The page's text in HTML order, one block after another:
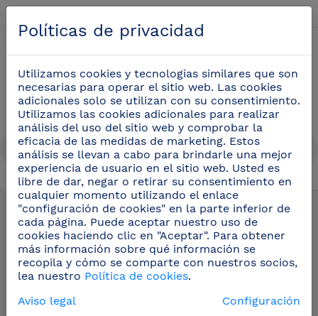
Carros (23)
Políticas de privacidad
Utilizamos cookies y tecnologías similares que son
necesarias para operar el sitio web. Las cookies
adicionales solo se utilizan con su consentimiento.
Utilizamos las cookies adicionales para realizar
análisis del uso del sitio web y comprobar la
eficacia de las medidas de marketing. Estos
análisis se llevan a cabo para brindarle una mejor
experiencia de usuario en el sitio web. Usted es
libre de dar, negar o retirar su consentimiento en
cualquier momento utilizando el enlace
"configuración de cookies" en la parte inferior de
cada página. Puede aceptar nuestro uso de
cookies haciendo clic en "Aceptar". Para obtener
más información sobre qué información se
recopila y cómo se comparte con nuestros socios,
lea nuestro Política de cookies.
Aviso legal
Configuración